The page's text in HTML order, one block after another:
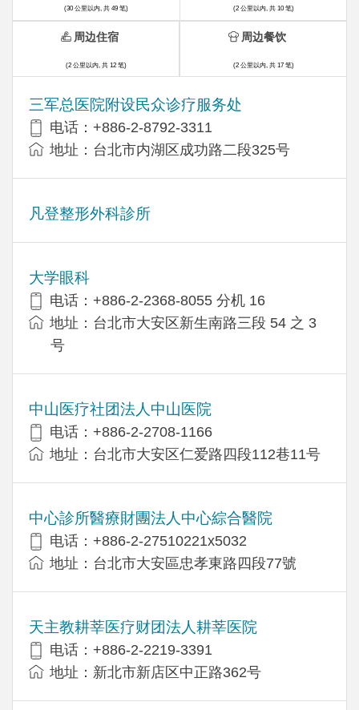
(30 公里以内, 共 49 笔)
三军总医院附设民众诊疗服务处
电话：+886-2-8792-3311
地址：台北市内湖区成功路二段325号
凡登整形外科診所
大学眼科
电话：+886-2-2368-8055 分机 16
地址：台北市大安区新生南路三段 54 之 3
号
中山医疗社团法人中山医院
电话：+886-2-2708-1166
地址：台北市大安区仁爱路四段112巷11号
中心診所醫療財團法人中心綜合醫院
电话：+886-2-27510221x5032
地址：台北市大安區忠孝東路四段77號
天主教耕莘医疗财团法人耕莘医院
电话：+886-2-2219-3391
地址：新北市新店区中正路362号
(2 公里以内, 共 10 笔)
周边住宿
(2 公里以内, 共 12 笔)
周边餐饮
(2 公里以内, 共 17 笔)